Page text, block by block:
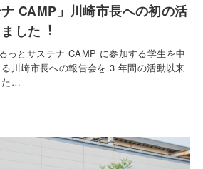
ナ CAMP」川崎市長への初の活
した︕
っとサステナ CAMP に参加する学生を中
川崎市長への報告会を 3 年間の活動以来
た…